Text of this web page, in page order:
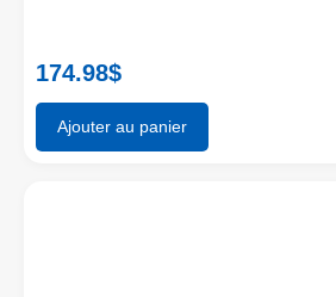
174.98$
Ajouter au panier